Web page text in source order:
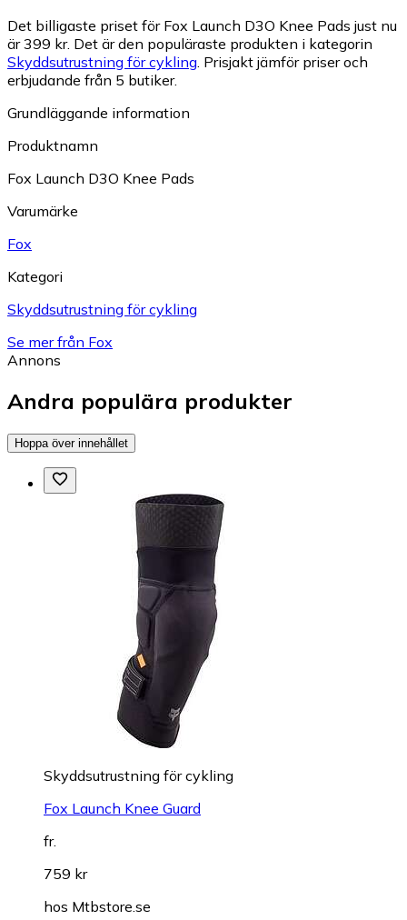
Det billigaste priset för Fox Launch D3O Knee Pads just nu
är 399 kr. Det är den populäraste produkten i kategorin
Skyddsutrustning för cykling. Prisjakt jämför priser och
erbjudande från 5 butiker.
Grundläggande information
Produktnamn
Fox Launch D3O Knee Pads
Varumärke
Fox
Kategori
Skyddsutrustning för cykling
Se mer från Fox
Annons
Andra populära produkter
Hoppa över innehållet
Skyddsutrustning för cykling
Fox Launch Knee Guard
fr.
759 kr
hos Mtbstore.se